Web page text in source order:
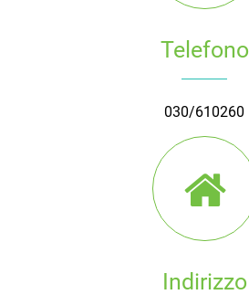
Telefono
030/610260
Indirizzo